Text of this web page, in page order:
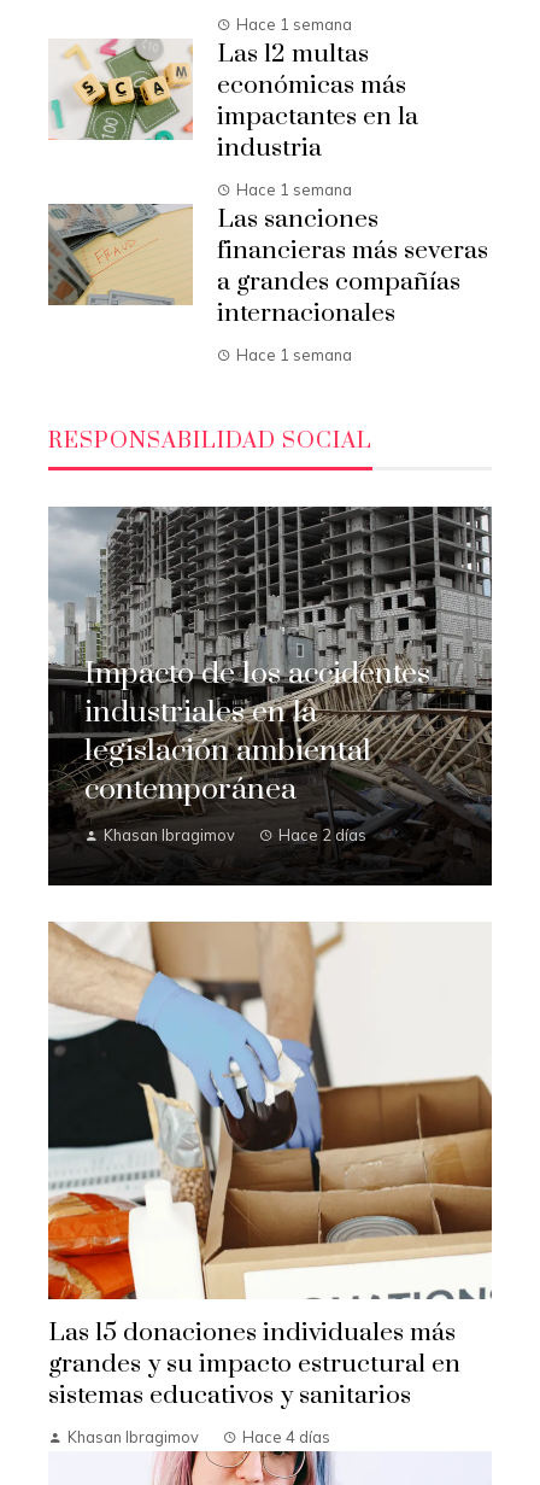
Hace 1 semana
Las 12 multas
económicas más
impactantes en la
industria
Hace 1 semana
Las sanciones
financieras más severas
a grandes compañías
internacionales
Hace 1 semana
RESPONSABILIDAD SOCIAL
Impacto de los accidentes
industriales en la
legislación ambiental
contemporánea
Khasan Ibragimov Hace 2 días
Las 15 donaciones individuales más
grandes y su impacto estructural en
sistemas educativos y sanitarios
Khasan Ibragimov Hace 4 días